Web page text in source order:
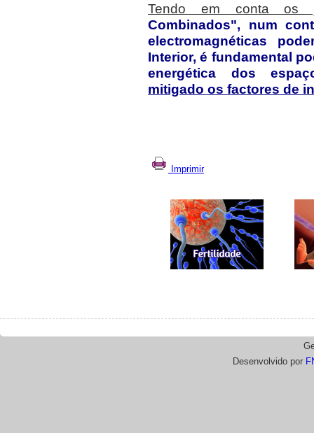
Tendo em conta os
Combinados", num
electromagnéticas
Interior, é fundamental
energética dos
mitigado os factores de
Imprimir
Desenvolvido por